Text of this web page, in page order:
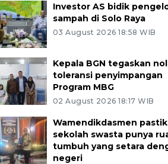
Investor AS bidik
sampah di Solo Raya
03 August 2026 18:58 WIB
Kepala BGN tegaskan nol
toleransi penyimpangan
Program MBG
02 August 2026 18:17 WIB
Wamendikdasmen
sekolah swasta punya
tumbuh yang setara
negeri